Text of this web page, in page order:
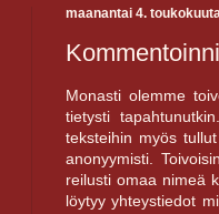
maanantai 4.
Monasti olemme
tietysti
teksteihin myös
anonyymisti.
reilusti omaa nimeä
löytyy yhteystiedot